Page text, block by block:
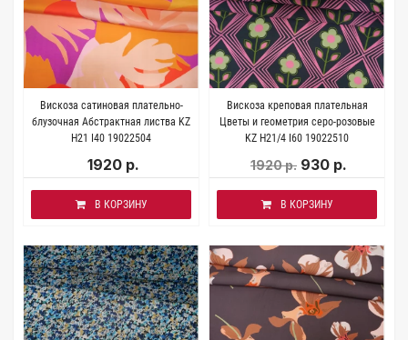
Вискоза сатиновая плательно-
блузочная Абстрактная листва KZ
H21 I40 19022504
1920 р.
В КОРЗИНУ
Вискоза креповая плательная
Цветы и геометрия серо-розовые
KZ H21/4 I60 19022510
1920 р. 930 р.
В КОРЗИНУ